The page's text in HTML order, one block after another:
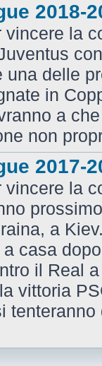
2018-
vincere la
una delle
in
a
non
2017-
vincere la
a
casa
il Real
vittoria
tenteranno